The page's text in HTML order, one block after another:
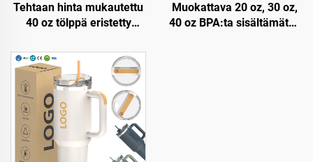
Tehtaan hinta mukautettu
40 oz tölppä eristetty
ruostumaton teräksinen
kaksinkertainen seinämä
matkakuppi pullo kahvalla
ja pilleri kantelella
Muokattava 20 oz, 30 oz,
40 oz BPA:ta sisältämätön